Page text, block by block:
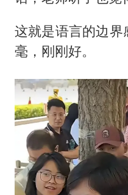
这就是语言的边
毫，刚刚好。